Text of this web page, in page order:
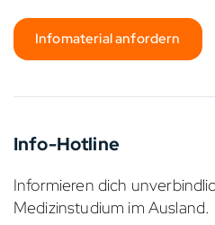
Infomaterial anfordern
Info-Hotline
Informieren dich
Medizinstudium im Ausland.